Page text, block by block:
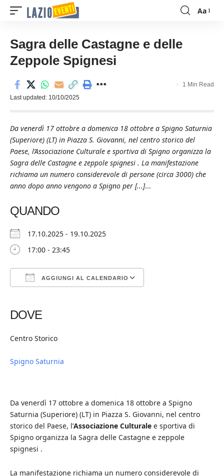
Font
Aa
Sagra delle Castagne e delle
Zeppole Spignesi
Last updated: 10/10/2025
1 Min Read
Da venerdì 17 ottobre a domenica 18 ottobre a Spigno Saturnia
(Superiore) (LT) in Piazza S. Giovanni, nel centro storico del
Paese, l’Associazione Culturale e sportiva di Spigno organizza la
Sagra delle Castagne e zeppole spignesi . La manifestazione
richiama un numero considerevole di persone (circa 3000) che
anno dopo anno vengono a Spigno per [...]...
QUANDO
17.10.2025 - 19.10.2025
17:00 - 23:45
AGGIUNGI AL CALENDARIO
DOVE
Centro Storico
Spigno Saturnia
Da venerdì 17 ottobre a domenica 18 ottobre a Spigno
Saturnia (Superiore) (LT) in Piazza S. Giovanni, nel centro
storico del Paese, l’Associazione Culturale e sportiva di
Spigno organizza la Sagra delle Castagne e zeppole
spignesi .
La manifestazione richiama un numero considerevole di